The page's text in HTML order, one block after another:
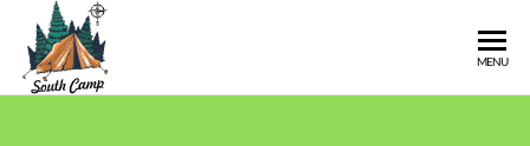
CAMP
MENU